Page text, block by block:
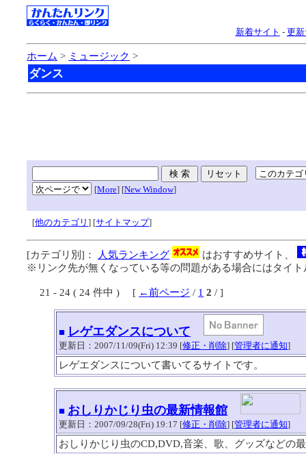
新着サイト - 更
ホーム > ミュージック >
ダンス
[More] [New Window]
[他のカテゴリ] [サイトマップ]
[カテゴリ別]： 人気ランキング
はおすすめサイト、
※リンク先が無くなっている等の問題がある場合にはタイト
21 - 24 ( 24 件中 ) [ ←前ページ / 1 2 / ]
■ レゲエダンスについて
更新日：2007/11/09(Fri) 12:39 [修正・削除] [管理者に通知]
レゲエダンスについて書いてるサイトです。
■ おしりかじり虫の最新情報館
更新日：2007/09/28(Fri) 19:17 [修正・削除] [管理者に通知]
おしりかじり虫のCD,DVD,音楽、歌、グッズなどの